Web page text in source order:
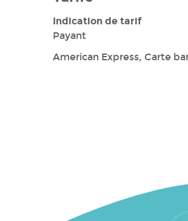
Indication de tarif
Payant
American Express, Carte